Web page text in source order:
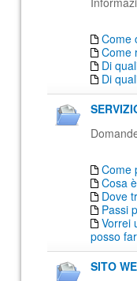
Come
Come
Di
Di
Come
Cosa
Dove
Passi
Vorrei
posso
SITO